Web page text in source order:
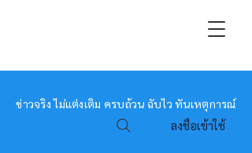
หมอข่าว
ข่าวจริง ไม่แต่งเติม ครบถ้วน ฉับไว ทันเหตุการณ์
ลงชื่อเข้าใช้